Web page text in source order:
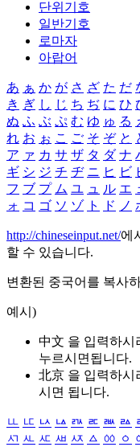
단위기호
일반기호
로마자
아랍어
あ ぁ か が さ ざ た だ
き ぎ し じ ち ぢ に ひ
ぬ ふ ぶ ぷ む ゆ ゅ る
れ お ぉ こ ご そ ぞ と
ア ァ カ サ ザ タ ダ ナ
ギ シ ジ チ ヂ ニ ヒ ビ
フ ブ プ ム ユ ュ ル エ
ォ コ ゴ ソ ゾ ト ド ノ
http://chineseinput.net/에
할 수 있습니다.
변환된 중국어를 복사
예시)
中文 을 입력하시
누르시면됩니다.
北京 을 입력하시
시면 됩니다.
ㅥ ㅦ ㅧ ㅨ ㅩ ㅪ ㅫ ㅬ
ㅺ ㅻ ㅼ ㅽ ㅾ ㅿ ㆀ ㆁ